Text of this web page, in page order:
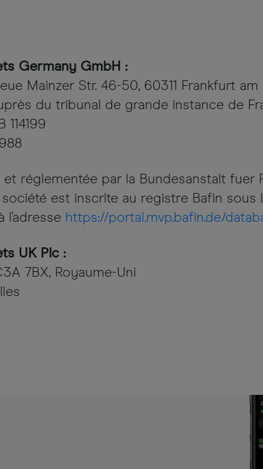
Germany GmbH :
Mainzer Str. 46-50, 60311 Frankfurt am
du tribunal de grande instance de
réglementée par la Bundesanstalt fuer
est inscrite au registre Bafin
l'adresse https://portal.mvp.bafin.de/
UK Plc :
7BX, Royaume-Uni